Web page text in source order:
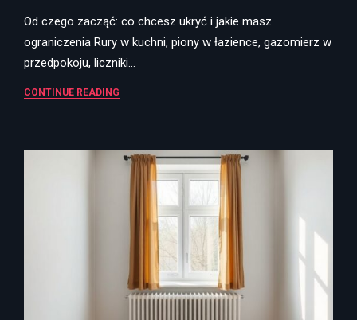
Od czego zacząć: co chcesz ukryć i jakie masz
ograniczenia Rury w kuchni, piony w łazience, gazomierz w
przedpokoju, liczniki…
CONTINUE READING